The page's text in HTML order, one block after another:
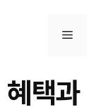
메
뉴
택과